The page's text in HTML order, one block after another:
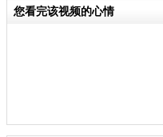
您看完该视频的心情